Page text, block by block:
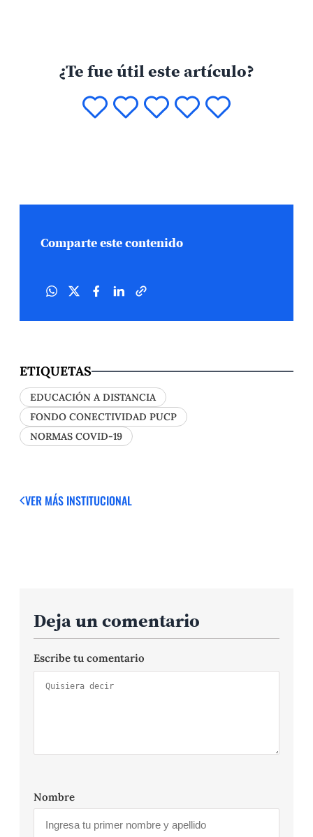
¿Te fue útil este artículo?
Comparte este contenido
ETIQUETAS
EDUCACIÓN A DISTANCIA
FONDO CONECTIVIDAD PUCP
NORMAS COVID-19
VER MÁS INSTITUCIONAL
Deja un comentario
Escribe tu comentario
Nombre